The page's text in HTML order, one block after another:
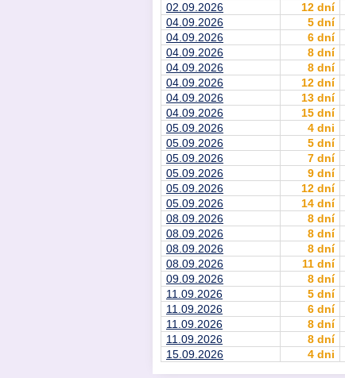
02.09.2026
12 dní
04.09.2026
5 dní
04.09.2026
6 dní
04.09.2026
8 dní
04.09.2026
8 dní
04.09.2026
12 dní
04.09.2026
13 dní
04.09.2026
15 dní
05.09.2026
4 dni
05.09.2026
5 dní
05.09.2026
7 dní
05.09.2026
9 dní
05.09.2026
12 dní
05.09.2026
14 dní
08.09.2026
8 dní
08.09.2026
8 dní
08.09.2026
8 dní
08.09.2026
11 dní
09.09.2026
8 dní
11.09.2026
5 dní
11.09.2026
6 dní
11.09.2026
8 dní
11.09.2026
8 dní
15.09.2026
4 dni